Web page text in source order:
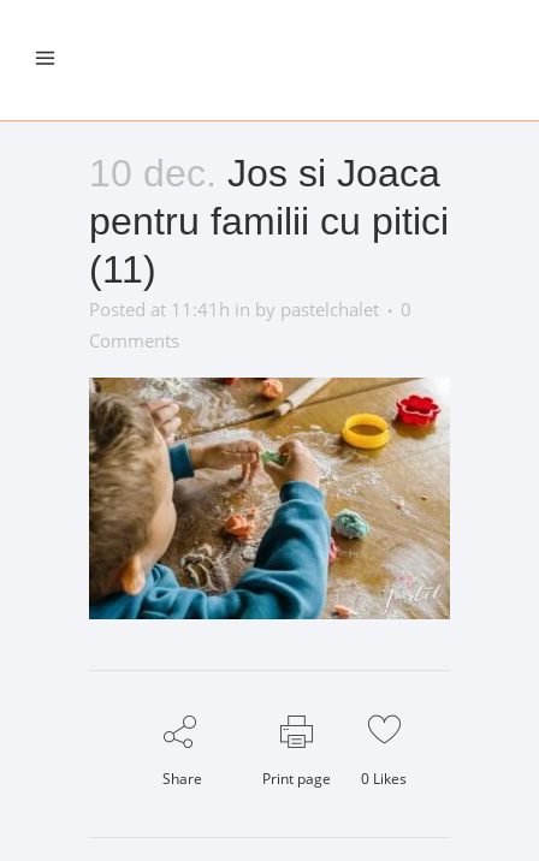
10 dec. Jos si Joaca
pentru familii cu pitici
(11)
Posted at 11:41h in by pastelchalet
0
Comments
Share Print page 0 Likes